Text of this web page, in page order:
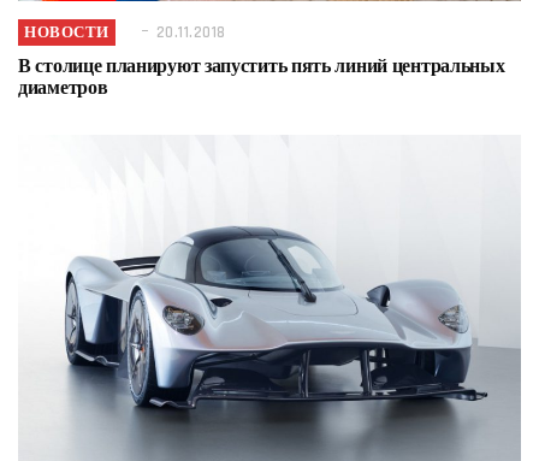
НОВОСТИ 20.11.2018
В столице планируют запустить пять линий центральных
диаметров